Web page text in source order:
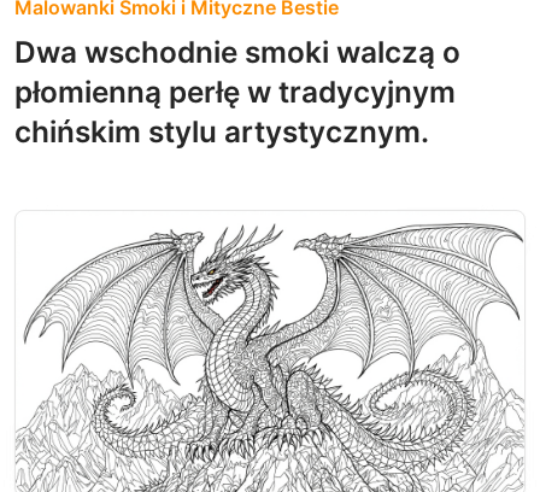
Malowanki Smoki i Mityczne Bestie
Dwa wschodnie smoki walczą o
płomienną perłę w tradycyjnym
chińskim stylu artystycznym.